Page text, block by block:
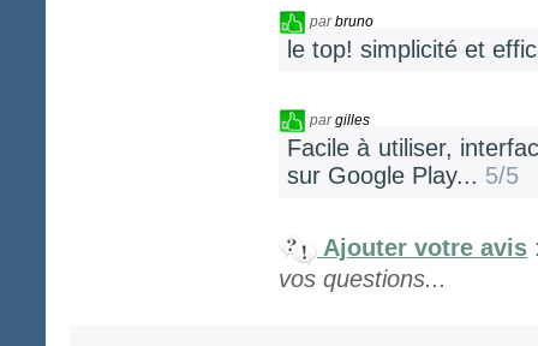
parbruno
le top! simplicité et
pargilles
Facile à utiliser,
sur Google Play... 5/5
Ajouter votre avis
vos questions...